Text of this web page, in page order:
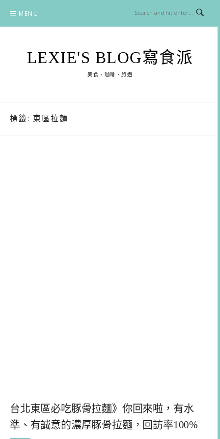
content
MENU
LEXIE'S BLOG寫食派
美食、咖啡、旅遊
標籤: 東區拉麵
台北東區必吃豚骨拉麵》你回來啦，有水
準、有誠意的濃厚豚骨拉麵，回訪率100%